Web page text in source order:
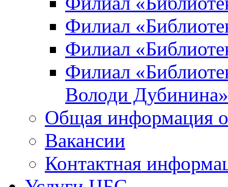
Филиал
Филиал
Филиал
Володи Дубинина»
Общая информация
Вакансии
Контактная